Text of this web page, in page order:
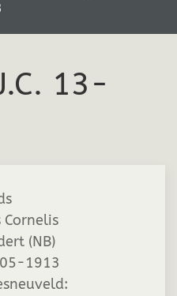
13-
Cornelis
(NB)
1913